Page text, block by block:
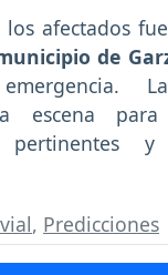
afectados
de
escena para
pertinentes
, Predicciones